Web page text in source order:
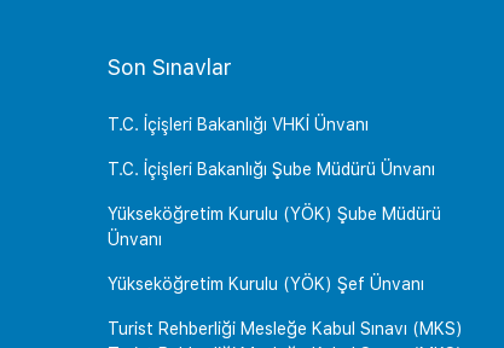
Son Sınavlar
T.C. İçişleri Bakanlığı VHKİ Ünvanı
T.C. İçişleri Bakanlığı Şube Müdürü Ünvanı
Yükseköğretim Kurulu (YÖK) Şube Müdürü
Ünvanı
Yükseköğretim Kurulu (YÖK) Şef Ünvanı
Turist Rehberliği Mesleğe Kabul Sınavı (MKS)